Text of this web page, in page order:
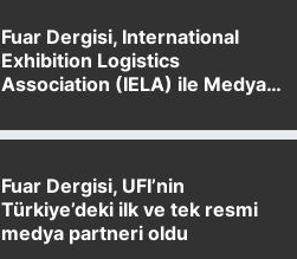
Fuar Dergisi, International
Exhibition Logistics
Association (IELA) ile Medya
Fuar Dergisi, UFI’nin
Türkiye’deki ilk ve tek resmi
medya partneri oldu